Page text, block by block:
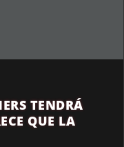
TENDRÁ
QUE LA